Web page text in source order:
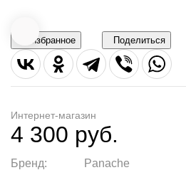
В избранное Поделиться
Интернет-магазин
4 300 руб.
Бренд:
Panache